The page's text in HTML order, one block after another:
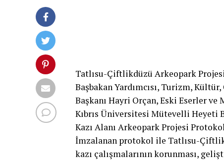
Tatlısu-Çiftlikdüzü Arkeopark
Başbakan Yardımcısı, Turizm,
Başkanı Hayri Orçan, Eski Eserler
Kıbrıs Üniversitesi Mütevelli Heyeti
Kazı Alanı Arkeopark Projesi
İmzalanan protokol ile Tatlısu-
kazı çalışmalarının korunması,